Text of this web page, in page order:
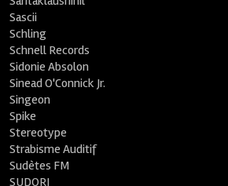
Sascii
Schling
Schnell Records
Sidonie Absolon
Sinead O'Connick Jr.
Singeon
Spike
Stereotype
Strabisme Auditif
Sudètes FM
SUDORI